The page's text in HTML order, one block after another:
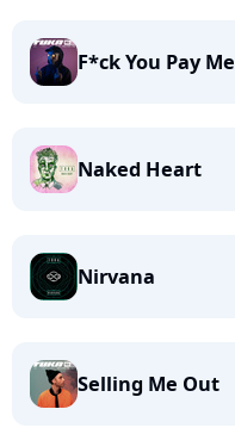
F*ck You Pay Me
Naked Heart
Nirvana
Selling Me Out